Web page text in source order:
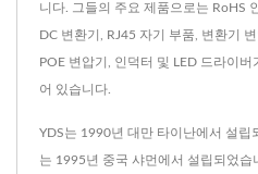
니다. 그들의 주요 제품으로는 RoHS
DC 변환기, RJ45 자기 부품, 변환기
POE 변압기, 인덕터 및 LED 드라이버
어 있습니다.
YDS는 1990년 대만 타이난에서 설립
는 1995년 중국 샤먼에서 설립되었습